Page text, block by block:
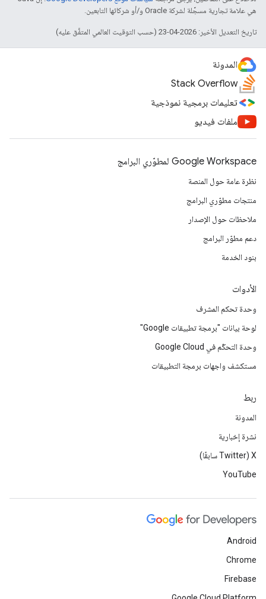
هي علامة تجارية مسجَّلة لشركة Oracle و/أو شركائها التابعين.
تاريخ التعديل الأخير: 2026-04-23 (حسب التوقيت العالمي المتفَّق عليه)
المدونة
Stack Overflow
تعليمات برمجية نموذجية
ملفات فيديو
Google Workspace لمطوّري البرامج
نظرة عامة حول المنصة
منتجات مطوّري البرامج
ملاحظات حول الإصدار
دعم مطوّر البرامج
بنود الخدمة
الأدوات
وحدة تحكم المشرف
لوحة بيانات "برمجة تطبيقات Google"
وحدة التحكّم في Google Cloud
مستكشف واجهات برمجة التطبيقات
ربط
المدونة
نشرة إخبارية
‫X ‏(Twitter سابقًا)
YouTube
Android
Chrome
Firebase